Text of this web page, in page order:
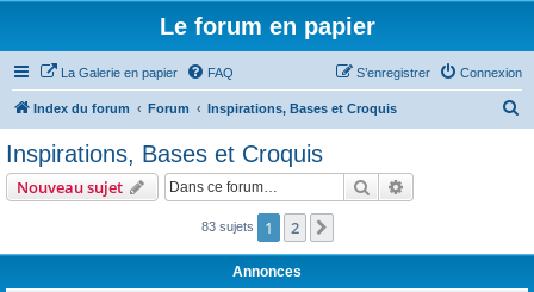
Le forum en papier
La Galerie en papier FAQ Connexion
S’enregistrer
Index du forum Forum Inspirations, Bases et Croquis
Inspirations, Bases et Croquis
Nouveau sujet Rechercher
83 sujets 1 2
Annonces